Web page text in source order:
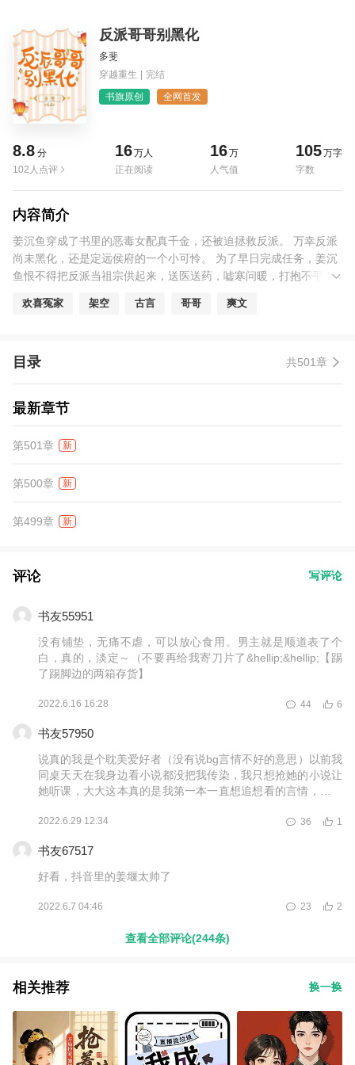
反派哥哥别黑化
多斐
穿越重生 | 完结
书旗原创 全网首发
8.8 分
102人点评
16万人
正在阅读
16万
人气值
105万字
字数
内容简介
姜沉鱼穿成了书里的恶毒女配真千金，还被迫拯救反派。 万幸反派
尚未黑化，还是定远侯府的一个小可怜。 为了早日完成任务，姜沉
鱼恨不得把反派当祖宗供起来，送医送药，嘘寒问暖，打抱不平，
什么反派还是黑化了！！！！！ 堰：为什么对我好？ 鱼：我拿你当
欢喜冤家 架空 古言 哥哥 爽文
目录 共501章
最新章节
第501章 新
第500章 新
第499章 新
评论 写评论
书友55951
没有铺垫，无痛不虐，可以放心食用。男主就是顺道表了个
白，真的，淡定～（不要再给我寄刀片了&hellip;&hellip;【踢
了踢脚边的两箱存货】
2022.6.16 16:28 6
44
书友57950
说真的我是个耽美爱好者（没有说bg言情不好的意思）以前我
同桌天天在我身边看小说都没把我传染，我只想抢她的小说让
她听课，大大这本真的是我第一本一直想追想看的言情，没有
都不圣母，智商都在线，反正就是大写的好看！
就是
就是一天20章可以吗？两章不够看啊
2022.6.29 12:34 1
36
书友67517
好看，抖音里的姜堰太帅了
2022.6.7 04:46 2
23
查看全部评论(244条)
相关推荐 换一换